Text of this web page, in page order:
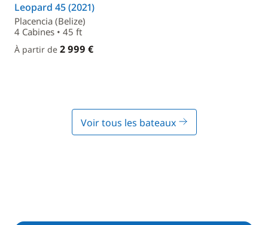
Leopard 45 (2021)
Placencia (Belize)
4 Cabines • 45 ft
À partir de 2 999 €
Voir tous les bateaux